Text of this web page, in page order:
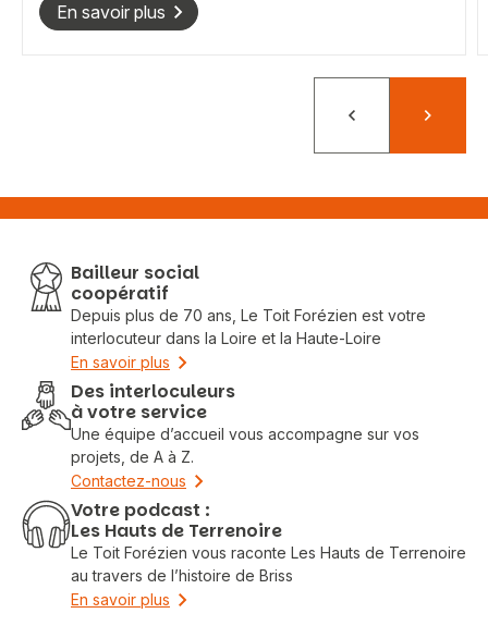
En savoir plus
PrécédentSuivant
Bailleur social
coopératif
Depuis plus de 70 ans, Le Toit Forézien est votre
interlocuteur dans la Loire et la Haute-Loire
En savoir plus
Des interloculeurs
à votre service
Une équipe d’accueil vous accompagne sur vos
projets, de A à Z.
Contactez-nous
Votre podcast :
Les Hauts de Terrenoire
Le Toit Forézien vous raconte Les Hauts de Terrenoire
au travers de l’histoire de Briss
En savoir plus